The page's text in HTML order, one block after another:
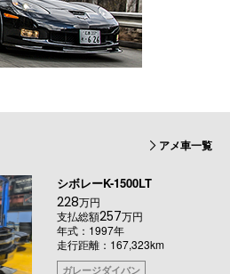
アメ車一覧
シボレーK-1500LT
228万円
支払総額257万円
年式：1997年
走行距離：167,323km
ガレージダイバン